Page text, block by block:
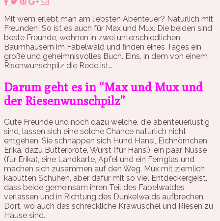
Mit wem erlebt man am liebsten Abenteuer? Natürlich mit
Freunden! So ist es auch für Max und Mux. Die beiden sind
beste Freunde, wohnen in zwei unterschiedlichen
Baumhäusern im Fabelwald und finden eines Tages ein
große und geheimnisvolles Buch. Eins, in dem von einem
Risenwunschpilz die Rede ist…
Darum geht es in “Max und Mux und
der Riesenwunschpilz”
Gute Freunde und noch dazu welche, die abenteuerlustig
sind, lassen sich eine solche Chance natürlich nicht
entgehen. Sie schnappen sich Hund Hansi, Eichhörnchen
Erika, dazu Butterbrote, Wurst (für Hansi), ein paar Nüsse
(für Erika), eine Landkarte, Äpfel und ein Fernglas und
machen sich zusammen auf den Weg. Mux mit ziemlich
kaputten Schuhen, aber dafür mit so viel Entdeckergeist,
dass beide gemeinsam ihren Teil des Fabelwaldes
verlassen und in Richtung des Dunkelwalds aufbrechen.
Dort, wo auch das schreckliche Krawuschel und Riesen zu
Hause sind.